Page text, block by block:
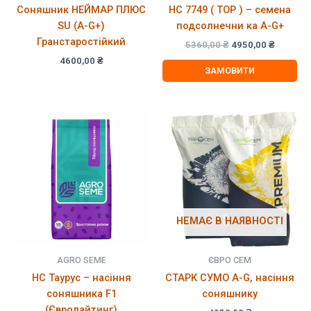
Соняшник НЕЙМАР ПЛЮС
SU (A-G+)
Гранстаростійкий
4600,00 ₴
НС 7749 ( ТОР ) – семена
подсолнечни ка A-G+
5360,00₴ Оригінальна
5360,00 ₴.
4950,00 ₴
ЗАМОВИТИ
AGRO SEME
НС Таурус – насіння
соняшника F1
НЕМАЄ В НАЯВНОСТІ
ЄВРО СЕМ
СТАРК СУМО A-G, насіння
соняшнику